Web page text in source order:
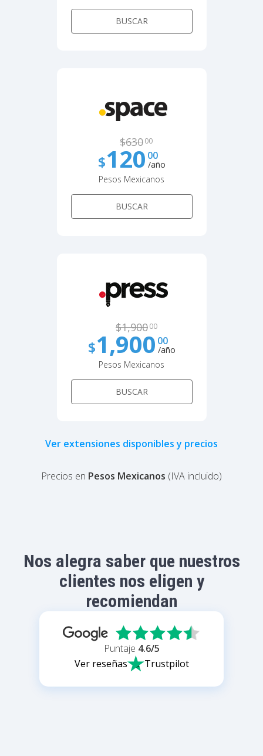
BUSCAR
$63000
$120 00
/año
Pesos Mexicanos
BUSCAR
$1,900 00
$1,900 00
/año
Pesos Mexicanos
BUSCAR
Ver extensiones disponibles y precios
Precios en Pesos Mexicanos (IVA incluido)
Nos alegra saber que nuestros
clientes nos eligen y
recomiendan
Puntaje 4.6/5
Ver reseñas
Trustpilot